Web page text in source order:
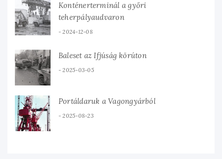
Konténerterminál a győri
teherpályaudvaron
2024-12-08
Baleset az Ifjúság körúton
2025-03-05
Portáldaruk a Vagongyárból
2025-08-23